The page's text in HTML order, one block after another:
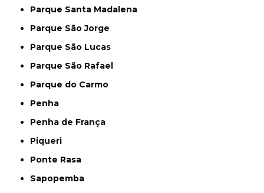
Parque Santa Madalena
Parque São Jorge
Parque São Lucas
Parque São Rafael
Parque do Carmo
Penha
Penha de França
Piqueri
Ponte Rasa
Sapopemba